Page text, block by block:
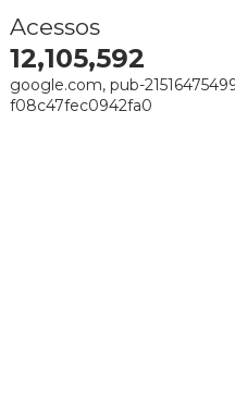
Acessos
12,105,592
google.com, pub-
f08c47fec0942fa0